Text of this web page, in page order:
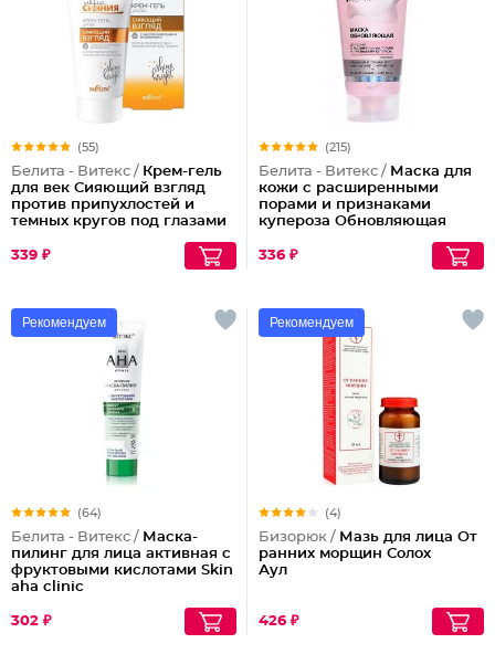
(55)
Белита - Витекс / Крем-гель
для век Сияющий взгляд
против припухлостей и
темных кругов под глазами
339 ₽
(215)
Белита - Витекс / Маска для
кожи с расширенными
порами и признаками
купероза Обновляющая
336 ₽
Рекомендуем
(64)
Белита - Витекс / Маска-
пилинг для лица активная с
фруктовыми кислотами Skin
aha clinic
302 ₽
Рекомендуем
(4)
Бизорюк / Мазь для лица От
ранних морщин Солох
Аул
426 ₽